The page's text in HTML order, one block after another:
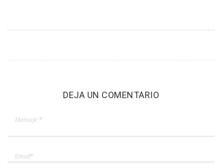
DEJA UN COMENTARIO